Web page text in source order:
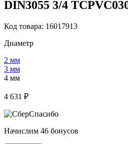
DIN3055 3/4
Код товара: 16017913
Диаметр
2 мм
3 мм
4 мм
4 631 ₽
Начислим 46 бонусов